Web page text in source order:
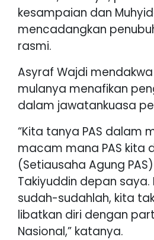
kesampaian dan
mencadangkan
rasmi.
Asyraf Wajdi
mulanya menafikan
dalam jawatankuasa
“Kita tanya PAS dalam
macam mana PAS kita
(Setiausaha Agung
Takiyuddin depan
sudah-sudahlah, kita
libatkan diri dengan
Nasional,” katanya.